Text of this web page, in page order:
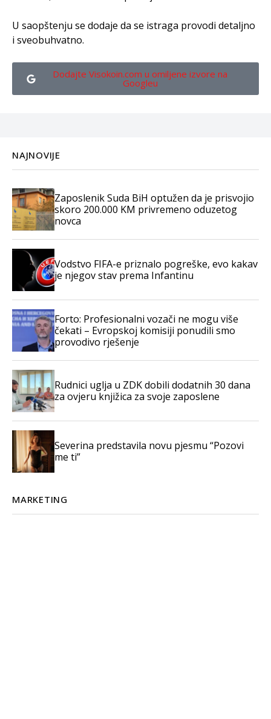
U saopštenju se dodaje da se istraga provodi detaljno
i sveobuhvatno.
Dodajte Visokoin.com u omiljene izvore na
Googleu
NAJNOVIJE
Zaposlenik Suda BiH optužen da je prisvojio
skoro 200.000 KM privremeno oduzetog
novca
Vodstvo FIFA-e priznalo pogreške, evo kakav
je njegov stav prema Infantinu
Forto: Profesionalni vozači ne mogu više
čekati – Evropskoj komisiji ponudili smo
provodivo rješenje
Rudnici uglja u ZDK dobili dodatnih 30 dana
za ovjeru knjižica za svoje zaposlene
Severina predstavila novu pjesmu “Pozovi
me ti”
MARKETING